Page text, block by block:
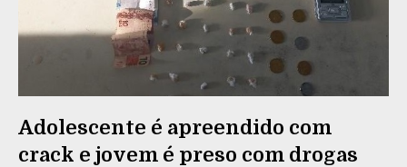
Adolescente é apreendido com
crack e jovem é preso com drogas